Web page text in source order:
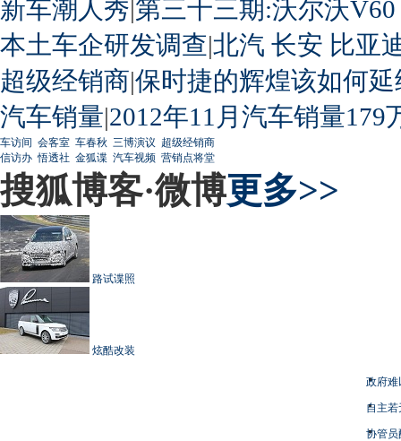
新车潮人秀 第三十三期:沃尔沃
本土车企研发调查|北汽 长安 比亚
超级经销商|保时捷的辉煌该如何延
汽车销量|2012年11月汽车销量179
车访间 会客室 车春秋 三博演议 超级经销商
信访办 悟透社 金狐谍 汽车视频 营销点将堂
搜狐博客·微博更多>>
路试谍照
炫酷改装
政府难
自主
协管员